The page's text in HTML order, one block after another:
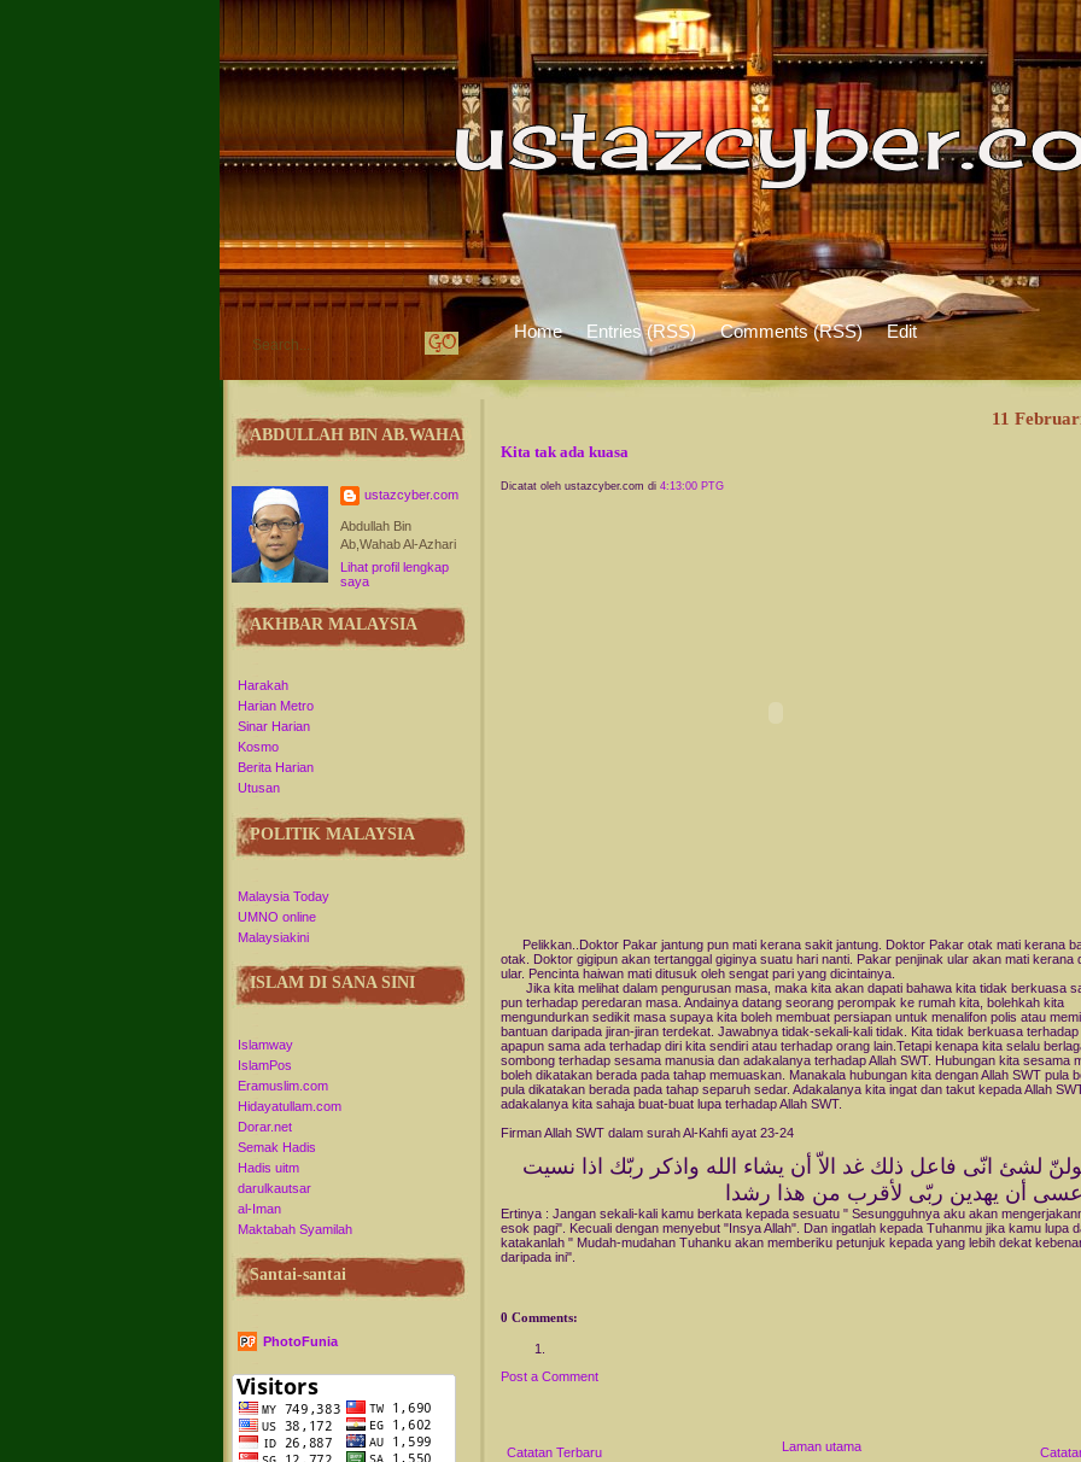
Home Entries (RSS) Comments (RSS) Edit
ABDULLAH BIN AB.WAHAB
ustazcyber.com
Abdullah Bin
Ab,Wahab Al-Azhari
Lihat profil lengkap
saya
AKHBAR MALAYSIA
Harakah
Harian Metro
Sinar Harian
Kosmo
Berita Harian
Utusan
POLITIK MALAYSIA
Malaysia Today
UMNO online
Malaysiakini
ISLAM DI SANA SINI
Islamway
IslamPos
Eramuslim.com
Hidayatullam.com
Dorar.net
Semak Hadis
Hadis uitm
darulkautsar
al-Iman
Maktabah Syamilah
Santai-santai
PhotoFunia
11
Kita tak ada kuasa
Dicatat oleh ustazcyber.com di 4:13:00 PTG
Pelikkan..Doktor Pakar jantung pun mati kerana sakit jantung. Doktor Pakar otak mati kerana
otak. Doktor gigipun akan tertanggal giginya suatu hari nanti. Pakar penjinak ular akan mati kerana
ular. Pencinta haiwan mati ditusuk oleh sengat pari yang dicintainya.
Jika kita melihat dalam pengurusan masa, maka kita akan dapati bahawa kita tidak berkuasa
pun terhadap peredaran masa. Andainya datang seorang perompak ke rumah kita, bolehkah kita
mengundurkan sedikit masa supaya kita boleh membuat persiapan untuk menalifon polis atau
bantuan daripada jiran-jiran terdekat. Jawabnya tidak-sekali-kali tidak. Kita tidak berkuasa
apapun sama ada terhadap diri kita sendiri atau terhadap orang lain.Tetapi kenapa kita selalu
sombong terhadap sesama manusia dan adakalanya terhadap Allah SWT. Hubungan kita sesama
boleh dikatakan berada pada tahap memuaskan. Manakala hubungan kita dengan Allah SWT pula
pula dikatakan berada pada tahap separuh sedar. Adakalanya kita ingat dan takut kepada Allah
adakalanya kita sahaja buat-buat lupa terhadap Allah SWT.
Firman Allah SWT dalam surah Al-Kahfi ayat 23-24
أن يهدين ربّى لأقرب من هذا رشدا
Ertinya : Jangan sekali-kali kamu berkata kepada sesuatu " Sesungguhnya aku akan
esok pagi". Kecuali dengan menyebut "Insya Allah". Dan ingatlah kepada Tuhanmu jika kamu lupa
katakanlah " Mudah-mudahan Tuhanku akan memberiku petunjuk kepada yang lebih dekat
daripada ini".
0 Comments:
Post a Comment
Catatan Terbaru Laman utama